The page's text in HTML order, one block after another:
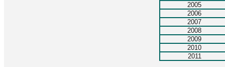
2005
2006
2007
2008
2009
2010
2011